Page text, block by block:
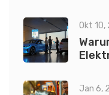
Okt 10,
Jan 6,